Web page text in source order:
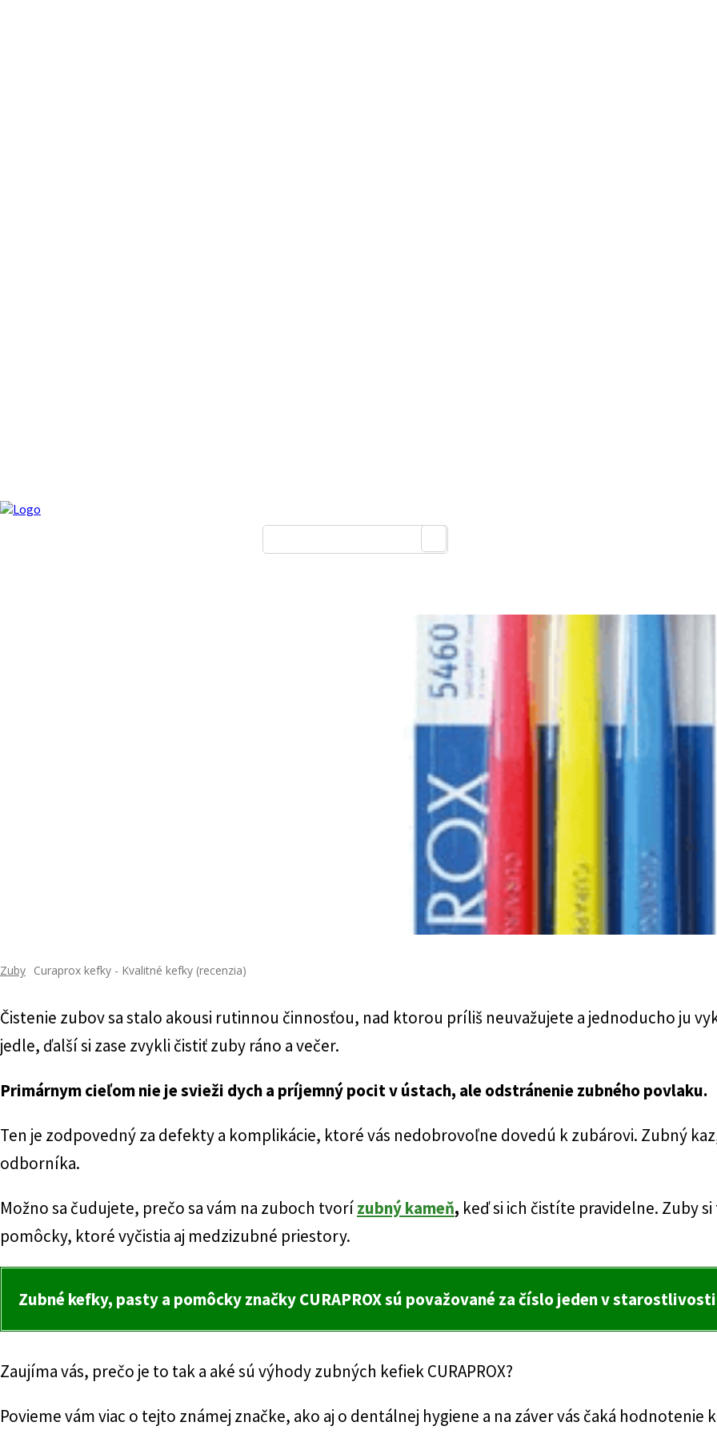
Zuby Curaprox kefky - Kvalitné kefky (recenzia)
Čistenie zubov sa stalo akousi rutinnou činnosťou, nad ktorou príliš neuvažujete a jednoducho ju
jedle, ďalší si zase zvykli čistiť zuby ráno a večer.
Primárnym cieľom nie je svieži dych a príjemný pocit v ústach, ale odstránenie zubného povlaku.
Ten je zodpovedný za defekty a komplikácie, ktoré vás nedobrovoľne dovedú k zubárovi. Zubný
odborníka.
Možno sa čudujete, prečo sa vám na zuboch tvorízubný kameň, keď si ich čistíte pravidelne. Zuby
pomôcky, ktoré vyčistia aj medzizubné priestory.
Zubné kefky, pasty a pomôcky značky CURAPROX sú považované za číslo jeden v
Zaujíma vás, prečo je to tak a aké sú výhody zubných kefiek CURAPROX?
Povieme vám viac o tejto známej značke, ako aj o dentálnej hygiene a na záver vás čaká